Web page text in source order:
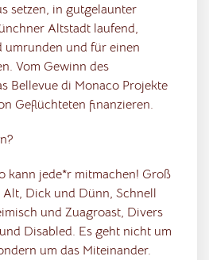
setzen, in gutgelaunter
Altstadt laufend,
umrunden und für einen
Vom Gewinn des
Bellevue di Monaco Projekte
Geflüchteten finanzieren.
kann jede*r mitmachen! Groß
Dick und Dünn, Schnell
und Zuagroast, Divers
Disabled. Es geht nicht um
um das Miteinander.